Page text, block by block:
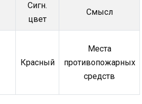
Сигн.
цвет
Смысл
Красный
Места
противопожарных
средств